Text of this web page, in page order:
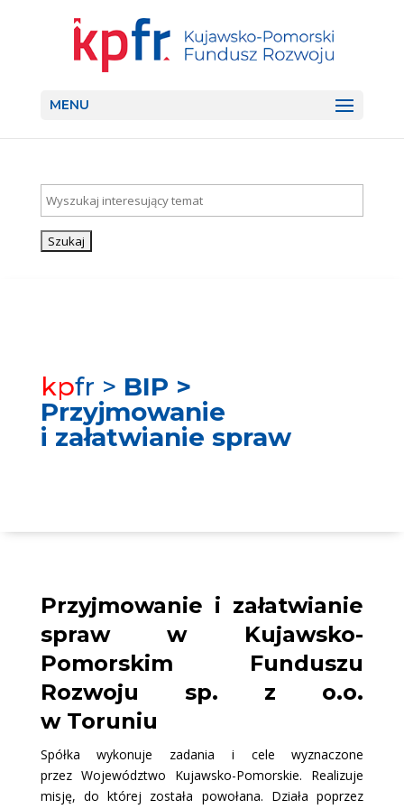
MENU
Szukaj:
Search
kpfr > BIP >
Przyjmowanie
i załatwianie spraw
Przyjmowanie i załatwianie
spraw w Kujawsko-
Pomorskim Funduszu
Rozwoju sp. z o.o.
w Toruniu
Spółka wykonuje zadania i cele wyznaczone
przez Województwo Kujawsko-Pomorskie. Realizuje
misję, do której została powołana. Działa poprzez